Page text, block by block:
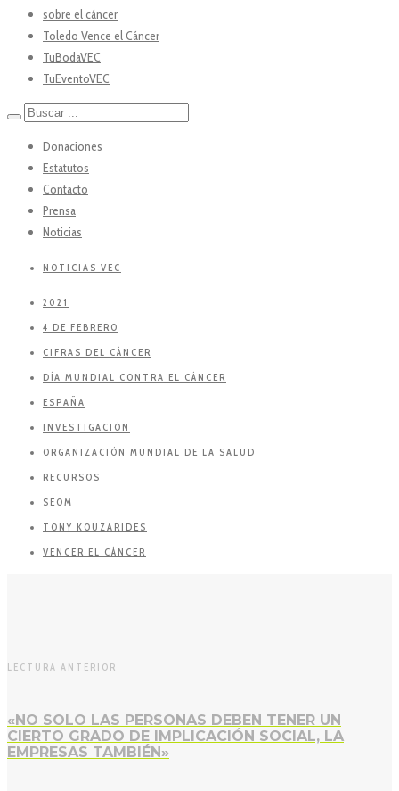
sobre el cáncer
Toledo Vence el Cáncer
TuBodaVEC
TuEventoVEC
Donaciones
Estatutos
Contacto
Prensa
Noticias
NOTICIAS VEC
2021
4 DE FEBRERO
CIFRAS DEL CÁNCER
DÍA MUNDIAL CONTRA EL CÁNCER
ESPAÑA
INVESTIGACIÓN
ORGANIZACIÓN MUNDIAL DE LA SALUD
RECURSOS
SEOM
TONY KOUZARIDES
VENCER EL CÁNCER
LECTURA ANTERIOR
«NO SOLO LAS PERSONAS DEBEN TENER UN
CIERTO GRADO DE IMPLICACIÓN SOCIAL, LA
EMPRESAS TAMBIÉN»